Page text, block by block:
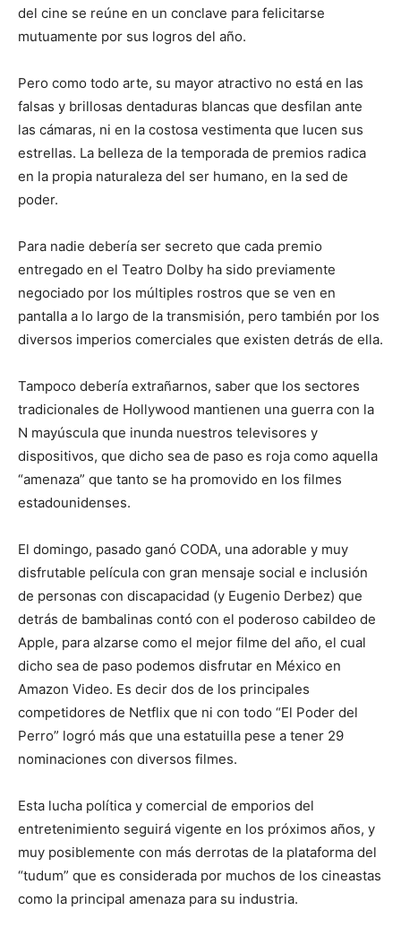
del cine se reúne en un conclave para felicitarse
mutuamente por sus logros del año.
Pero como todo arte, su mayor atractivo no está en las
falsas y brillosas dentaduras blancas que desfilan ante
las cámaras, ni en la costosa vestimenta que lucen sus
estrellas. La belleza de la temporada de premios radica
en la propia naturaleza del ser humano, en la sed de
poder.
Para nadie debería ser secreto que cada premio
entregado en el Teatro Dolby ha sido previamente
negociado por los múltiples rostros que se ven en
pantalla a lo largo de la transmisión, pero también por los
diversos imperios comerciales que existen detrás de ella.
Tampoco debería extrañarnos, saber que los sectores
tradicionales de Hollywood mantienen una guerra con la
N mayúscula que inunda nuestros televisores y
dispositivos, que dicho sea de paso es roja como aquella
“amenaza” que tanto se ha promovido en los filmes
estadounidenses.
El domingo, pasado ganó CODA, una adorable y muy
disfrutable película con gran mensaje social e inclusión
de personas con discapacidad (y Eugenio Derbez) que
detrás de bambalinas contó con el poderoso cabildeo de
Apple, para alzarse como el mejor filme del año, el cual
dicho sea de paso podemos disfrutar en México en
Amazon Video. Es decir dos de los principales
competidores de Netflix que ni con todo “El Poder del
Perro” logró más que una estatuilla pese a tener 29
nominaciones con diversos filmes.
Esta lucha política y comercial de emporios del
entretenimiento seguirá vigente en los próximos años, y
muy posiblemente con más derrotas de la plataforma del
“tudum” que es considerada por muchos de los cineastas
como la principal amenaza para su industria.